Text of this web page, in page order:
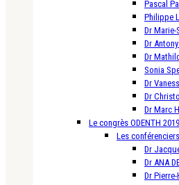
Pascal
Philippe
Dr Marie-
Dr
Dr
Sonia
Dr
Dr
Dr Marc
Le congrès ODENTH 2019
Les
Dr
Dr ANA
Dr